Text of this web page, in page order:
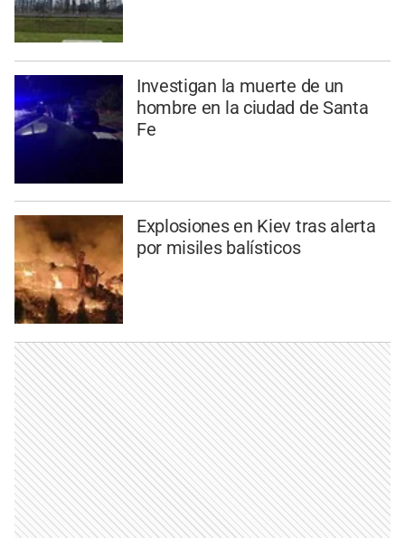
Investigan la muerte de un
hombre en la ciudad de Santa
Fe
Explosiones en Kiev tras alerta
por misiles balísticos